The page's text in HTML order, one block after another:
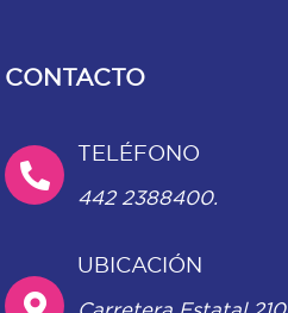
CONTACTO
TELÉFONO
442 2388400.
UBICACIÓN